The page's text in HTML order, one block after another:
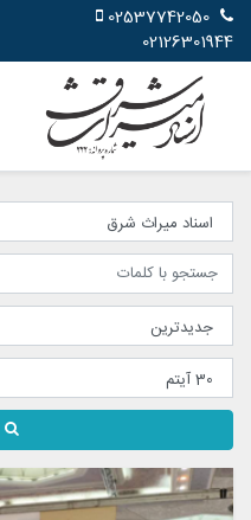
02126301944